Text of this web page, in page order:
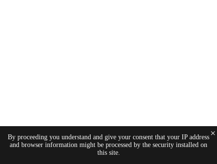
By proceeding you understand and give your consent that your IP address
and browser information might be processed by the security installed on
this site.
×